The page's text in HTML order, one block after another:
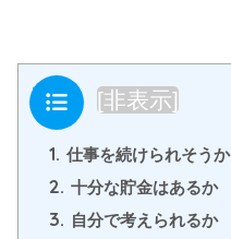
目次 [非表示]
1. 仕事を続けられそうか
2. 十分な貯金はあるか
3. 自分で考えられるか